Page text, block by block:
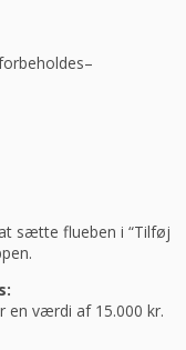
sætte flueben i “Tilføj
en værdi af 15.000 kr.